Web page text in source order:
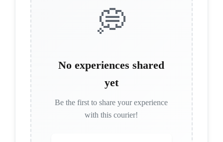
💭
No experiences shared
yet
Be the first to share your experience
with this courier!